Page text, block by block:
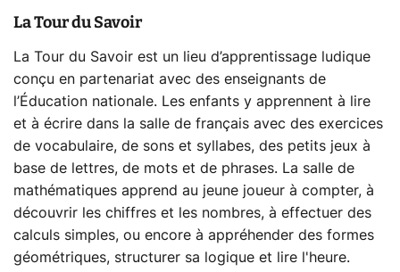
La Tour du Savoir
La Tour du Savoir est un lieu d’apprentissage ludique
conçu en partenariat avec des enseignants de
l’Éducation nationale. Les enfants y apprennent à lire
et à écrire dans la salle de français avec des exercices
de vocabulaire, de sons et syllabes, des petits jeux à
base de lettres, de mots et de phrases. La salle de
mathématiques apprend au jeune joueur à compter, à
découvrir les chiffres et les nombres, à effectuer des
calculs simples, ou encore à appréhender des formes
géométriques, structurer sa logique et lire l'heure.